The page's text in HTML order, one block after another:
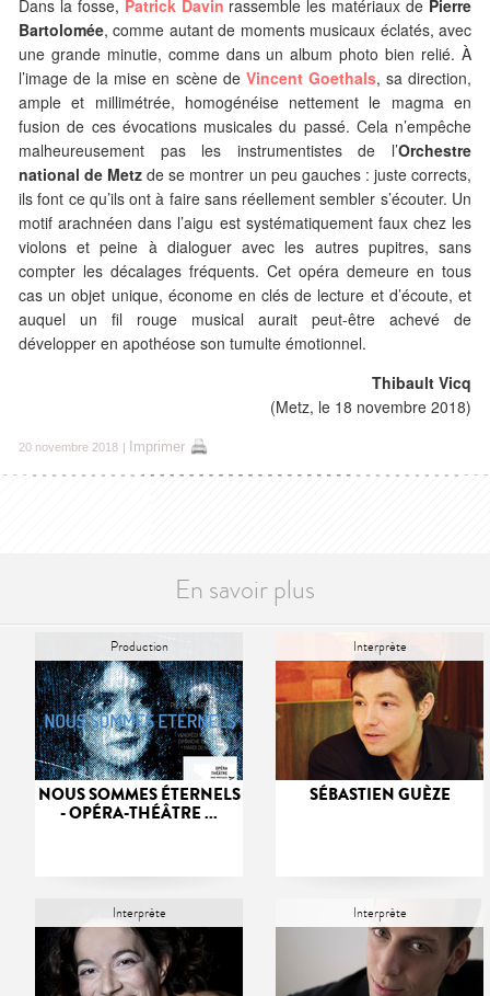
Dans la fosse, Patrick Davin rassemble les matériaux de Pierre
Bartolomée, comme autant de moments musicaux éclatés, avec
une grande minutie, comme dans un album photo bien relié. À
l’image de la mise en scène de Vincent Goethals, sa direction,
ample et millimétrée, homogénéise nettement le magma en
fusion de ces évocations musicales du passé. Cela n’empêche
malheureusement pas les instrumentistes de l’Orchestre
national de Metzde se montrer un peu gauches : juste corrects,
ils font ce qu’ils ont à faire sans réellement sembler s’écouter. Un
motif arachnéen dans l’aigu est systématiquement faux chez les
violons et peine à dialoguer avec les autres pupitres, sans
compter les décalages fréquents. Cet opéra demeure en tous
cas un objet unique, économe en clés de lecture et d’écoute, et
auquel un fil rouge musical aurait peut-être achevé de
développer en apothéose son tumulte émotionnel.
Thibault Vicq
(Metz, le 18 novembre 2018)
20 novembre 2018 Imprimer
En savoir plus
Production
NOUS SOMMES ÉTERNELS
- OPÉRA-THÉÂTRE ...
Interprète
SÉBASTIEN GUÈZE
Interprète Interprète